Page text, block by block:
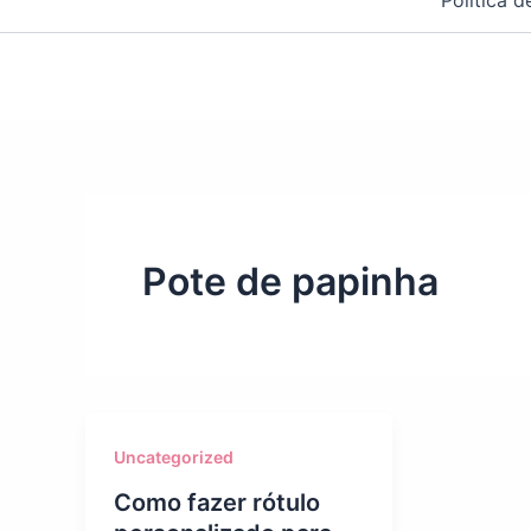
Pote de papinha
Uncategorized
Como fazer rótulo